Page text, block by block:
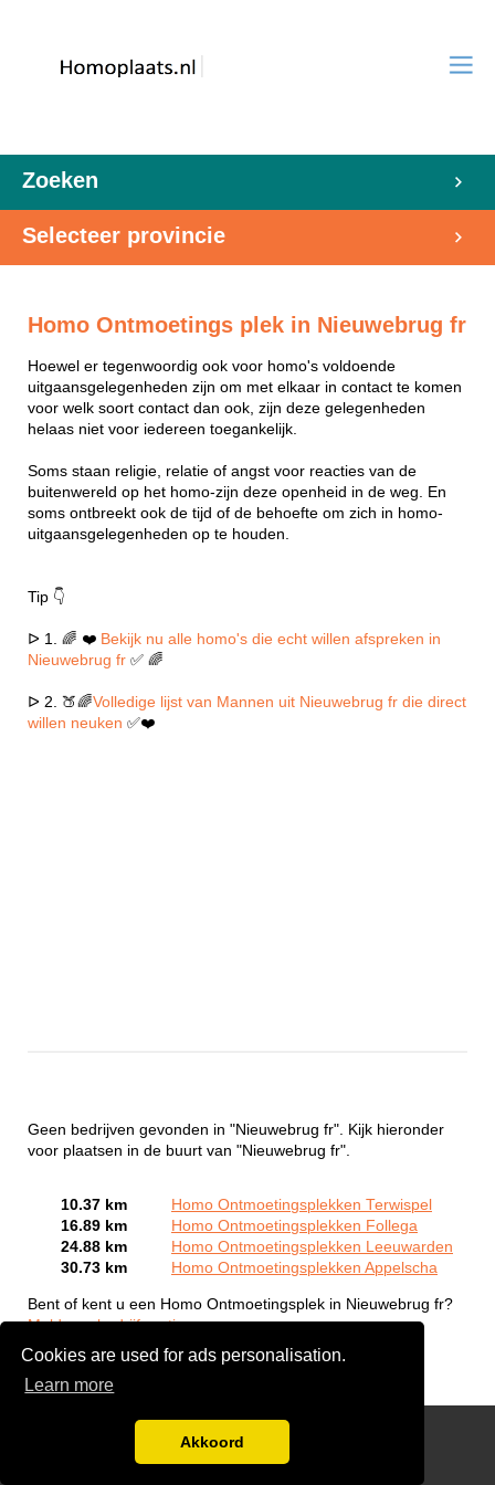
Cookies are used for ads personalisation.
Learn more
Akkoord
Zoeken
Selecteer provincie
Homo Ontmoetings plek in Nieuwebrug fr
Hoewel er tegenwoordig ook voor homo's voldoende
uitgaansgelegenheden zijn om met elkaar in contact te komen
voor welk soort contact dan ook, zijn deze gelegenheden
helaas niet voor iedereen toegankelijk.
Soms staan religie, relatie of angst voor reacties van de
buitenwereld op het homo-zijn deze openheid in de weg. En
soms ontbreekt ook de tijd of de behoefte om zich in homo-
uitgaansgelegenheden op te houden.
Tip 👇
ᐅ 1. 🌈 ❤️ Bekijk nu alle homo's die echt willen afspreken in
Nieuwebrug fr ✅ 🌈
ᐅ 2. 🍑🌈Volledige lijst van Mannen uit Nieuwebrug fr die direct
willen neuken ✅❤️
Geen bedrijven gevonden in "Nieuwebrug fr". Kijk hieronder
voor plaatsen in de buurt van "Nieuwebrug fr".
10.37 km
Homo Ontmoetingsplekken Terwispel
16.89 km
Homo Ontmoetingsplekken Follega
24.88 km
Homo Ontmoetingsplekken Leeuwarden
30.73 km
Homo Ontmoetingsplekken Appelscha
Bent of kent u een Homo Ontmoetingsplek in Nieuwebrug fr?
Meld een bedrijf gratis aan